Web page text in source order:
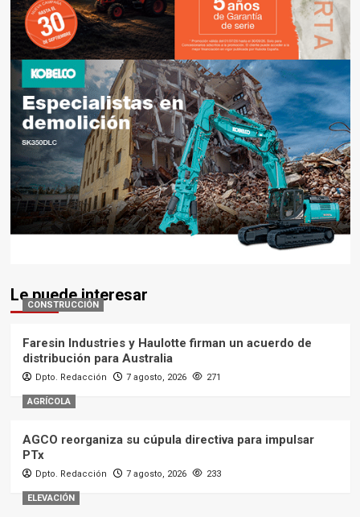
Le puede interesar
CONSTRUCCIÓN
Faresin Industries y Haulotte firman un acuerdo de
distribución para Australia
Dpto. Redacción 7 agosto, 2026 271
AGRÍCOLA
AGCO reorganiza su cúpula directiva para impulsar
PTx
Dpto. Redacción 7 agosto, 2026 233
ELEVACIÓN